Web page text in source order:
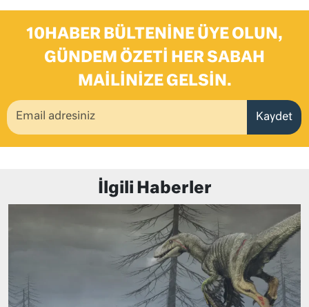
10HABER BÜLTENINE ÜYE OLUN,
GÜNDEM ÖZETI HER SABAH
MAILINIZE GELSIN.
Kaydet
İlgili Haberler